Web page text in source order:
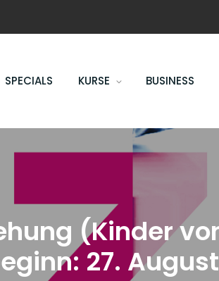
SPECIALS KURSE BUSINESS
(Kinder
27. August